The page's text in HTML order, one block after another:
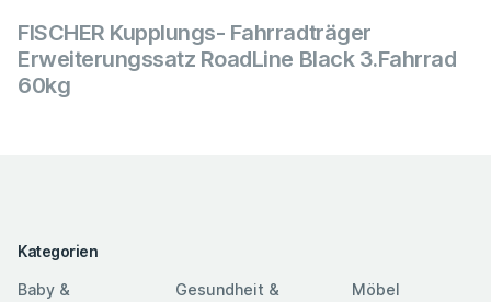
FISCHER Kupplungs- Fahrradträger
Erweiterungssatz RoadLine Black 3.Fahrrad
60kg
Kategorien
Baby &
Gesundheit &
Möbel